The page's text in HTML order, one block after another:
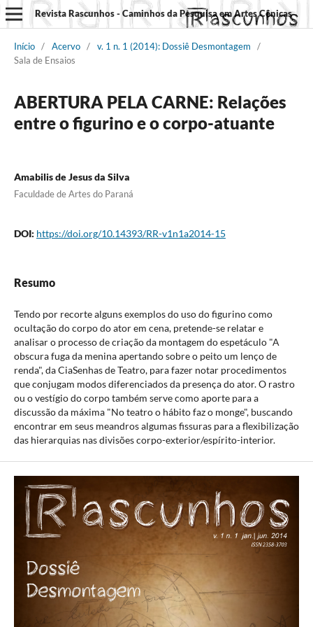
Revista Rascunhos - Caminhos da Pesquisa em Artes Cênicas
Início / Acervo / v. 1 n. 1 (2014): Dossiê Desmontagem
/
Sala de Ensaios
ABERTURA PELA CARNE: Relações
entre o figurino e o corpo-atuante
Amabilis de Jesus da Silva
Faculdade de Artes do Paraná
DOI: https://doi.org/10.14393/RR-v1n1a2014-15
Resumo
Tendo por recorte alguns exemplos do uso do figurino como
ocultação do corpo do ator em cena, pretende-se relatar e
analisar o processo de criação da montagem do espetáculo "A
obscura fuga da menina apertando sobre o peito um lenço de
renda", da CiaSenhas de Teatro, para fazer notar procedimentos
que conjugam modos diferenciados da presença do ator. O rastro
ou o vestígio do corpo também serve como aporte para a
discussão da máxima "No teatro o hábito faz o monge", buscando
encontrar em seus meandros algumas fissuras para a flexibilização
das hierarquias nas divisões corpo-exterior/espírito-interior.